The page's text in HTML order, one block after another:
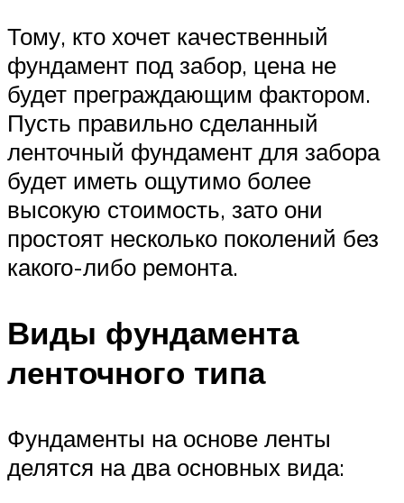
Тому, кто хочет качественный
фундамент под забор, цена не
будет преграждающим фактором.
Пусть правильно сделанный
ленточный фундамент для забора
будет иметь ощутимо более
высокую стоимость, зато они
простоят несколько поколений без
какого-либо ремонта.
Виды фундамента
ленточного типа
Фундаменты на основе ленты
делятся на два основных вида: